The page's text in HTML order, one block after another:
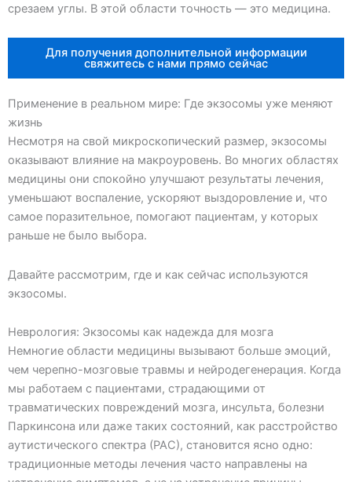
срезаем углы. В этой области точность — это медицина.
Для получения дополнительной информации
свяжитесь с нами прямо сейчас
Применение в реальном мире: Где экзосомы уже меняют
жизнь
Несмотря на свой микроскопический размер, экзосомы
оказывают влияние на макроуровень. Во многих областях
медицины они спокойно улучшают результаты лечения,
уменьшают воспаление, ускоряют выздоровление и, что
самое поразительное, помогают пациентам, у которых
раньше не было выбора.
Давайте рассмотрим, где и как сейчас используются
экзосомы.
Неврология: Экзосомы как надежда для мозга
Немногие области медицины вызывают больше эмоций,
чем черепно-мозговые травмы и нейродегенерация. Когда
мы работаем с пациентами, страдающими от
травматических повреждений мозга, инсульта, болезни
Паркинсона или даже таких состояний, как расстройство
аутистического спектра (РАС), становится ясно одно:
традиционные методы лечения часто направлены на